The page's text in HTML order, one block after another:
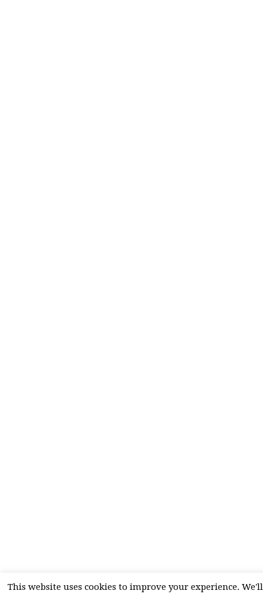
This website uses cookies to improve your experience.